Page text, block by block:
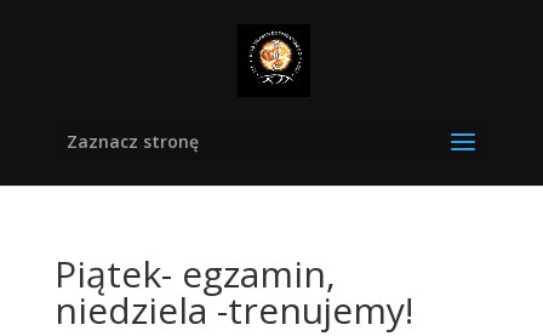
Zaznacz stronę
Piątek- egzamin,
niedziela -trenujemy!